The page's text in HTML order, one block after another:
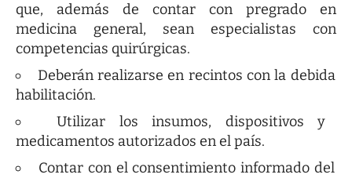
que, además de contar con pregrado en
medicina general, sean especialistas con
competencias quirúrgicas.
Deberán realizarse en recintos con la debida
habilitación.
Utilizar los insumos, dispositivos y
medicamentos autorizados en el país.
Contar con el consentimiento informado del